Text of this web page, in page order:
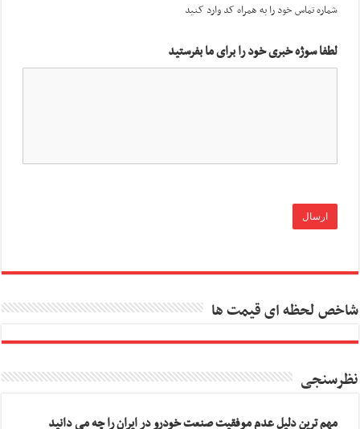
شماره تماس خود را به همراه کد وارد کنید
لطفا سوژه خبری خود را برای ما بفرستید
شاخص لحظه ای قیمت ها
نظرسنجی
مهم ترین دلیل عدم موفقیت صنعت خودرو در ایران را چه می دانید